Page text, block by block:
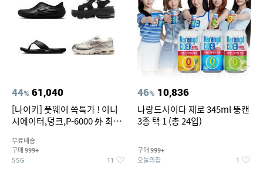
44% 61,040
[나이키] 풋웨어 쓱특가 ! 이니
시에이터,덩크,P-6000 外 최대
무료배송
구매 999+
SSG 11
46% 10,836
나랑드사이다 제로 345ml 뚱캔
3종 택 1 (총 24입)
구매 999+
오늘의집 1